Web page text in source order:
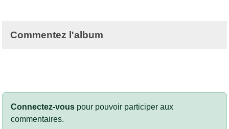
Commentez l'album
Connectez-vous pour pouvoir participer aux
commentaires.